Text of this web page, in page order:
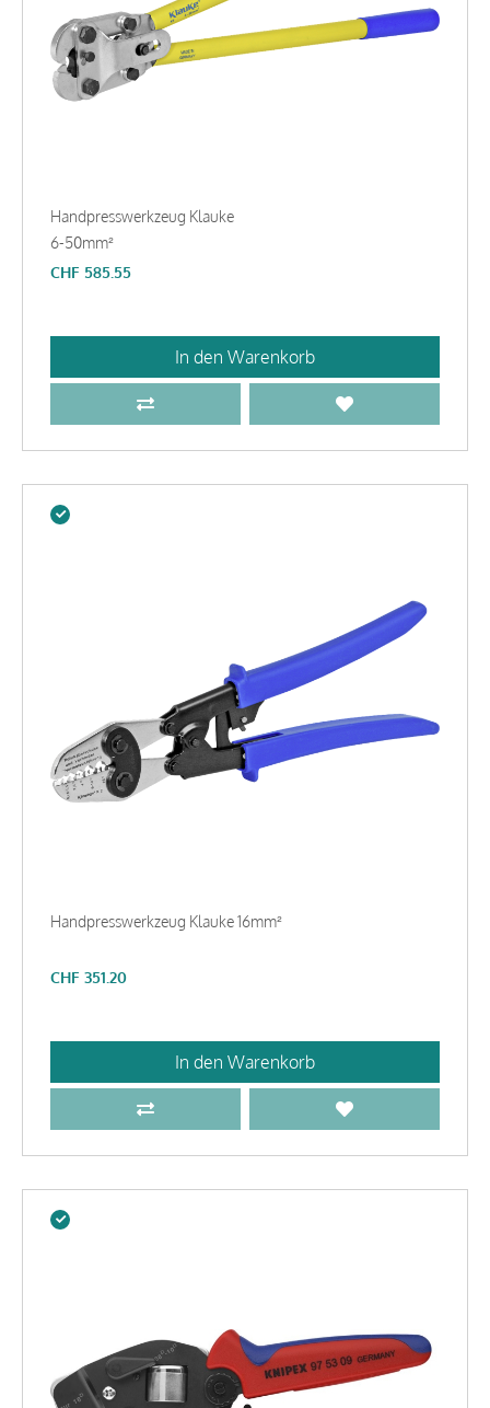
Handpresswerkzeug Klauke
6-50mm²
CHF 585.55
In den Warenkorb
Handpresswerkzeug Klauke 16mm²
CHF 351.20
In den Warenkorb